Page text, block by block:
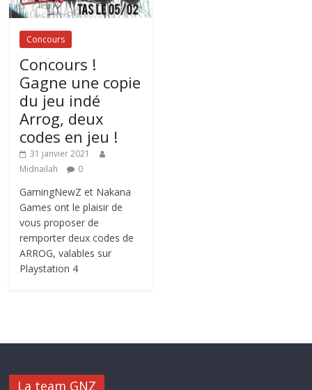
Concours
Concours !
Gagne une copie
du jeu indé
Arrog, deux
codes en jeu !
31 janvier 2021
Midnailah
0
GamingNewZ et Nakana
Games ont le plaisir de
vous proposer de
remporter deux codes de
ARROG, valables sur
Playstation 4
La team GNZ